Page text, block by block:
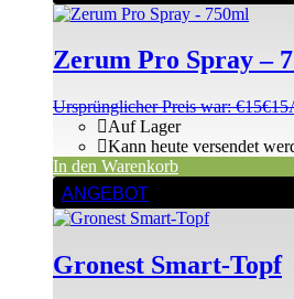
Zerum Pro Spray –
Ursprünglicher Preis war: €15€15
Auf Lager
Kann heute versendet
In den Warenkorb
ANGEBOT
Gronest Smart-Topf